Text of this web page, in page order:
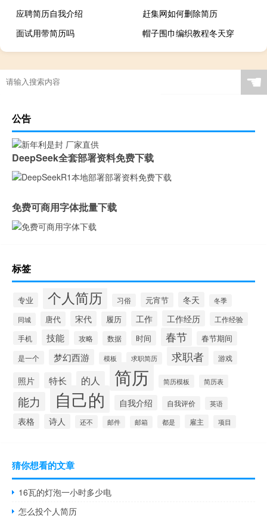
应聘简历自我介绍
赶集网如何删除简历
面试用带简历吗
帽子围巾编织教程冬天穿
☚
公告
DeepSeek全套部署资料免费下载
免费可商用字体批量下载
标签
专业 个人简历 习俗 元宵节 冬天 冬季
同城 唐代 宋代 履历 工作 工作经历
工作经验
手机
技能 攻略 数据 时间 春节 春节期间
是一个 梦幻西游 模板 求职简历 求职者 游戏
照片 特长 的人 简历 简历模板 简历表
能力 自己的 自我介绍 自我评价 英语
表格 诗人 还不 邮件 邮箱 都是 雇主 项目
猜你想看的文章
16瓦的灯泡一小时多少电
怎么投个人简历